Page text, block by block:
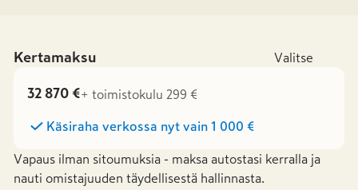
Kertamaksu Valitse
32 870 €+ toimistokulu 299 €
Käsiraha verkossa nyt vain 1 000 €
Vapaus ilman sitoumuksia - maksa autostasi kerralla ja
nauti omistajuuden täydellisestä hallinnasta.